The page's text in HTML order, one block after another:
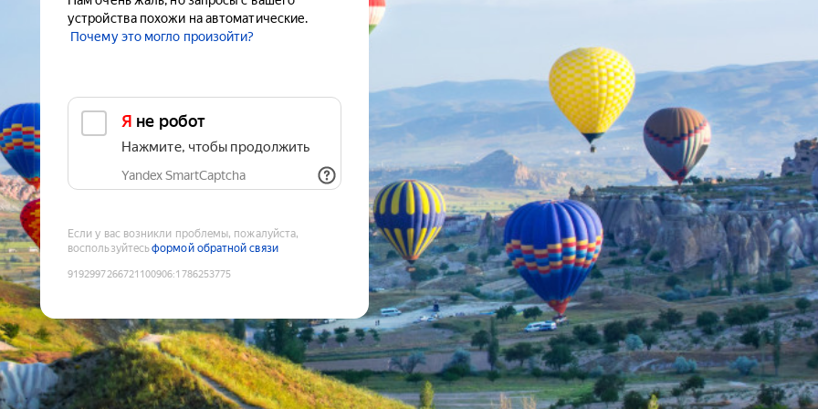
устройства похожи на автоматические.
Почему это могло произойти?
Я не робот
Нажмите, чтобы продолжить
Yandex SmartCaptcha
Если у вас возникли проблемы, пожалуйста,
воспользуйтесьформой обратной связи
9192997266721100906:1786253775